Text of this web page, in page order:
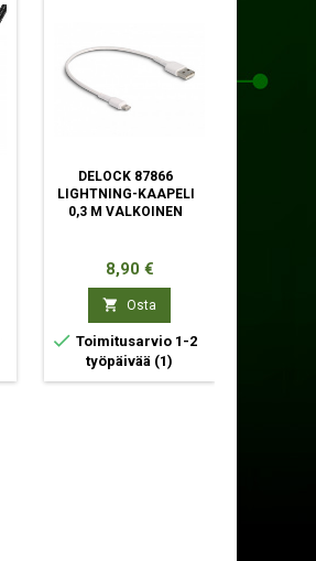
DELOCK 87866
LIGHTNING-KAAPELI
0,3 M VALKOINEN
Hinta
8,90 €
 Osta
 Toimitusarvio 1-2
työpäivää (1)